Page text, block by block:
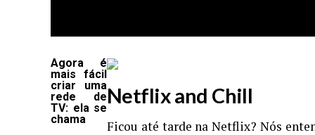
Netflix and Chill
Ficou até tarde na Netflix? Nós
Agora é
mais fácil
criar uma
rede de
TV: ela se
chama